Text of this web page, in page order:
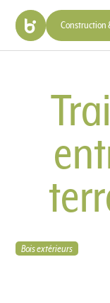
Construction
Hygiène &
Industrie
Bois extérieurs